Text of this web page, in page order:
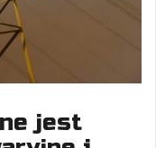
jest